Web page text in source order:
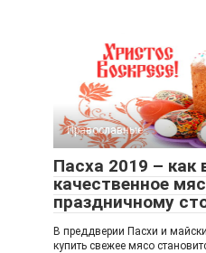
Православные
Пасха 2019 – как
качественное
праздничному
В преддверии Пасхи и
купить свежее мясо